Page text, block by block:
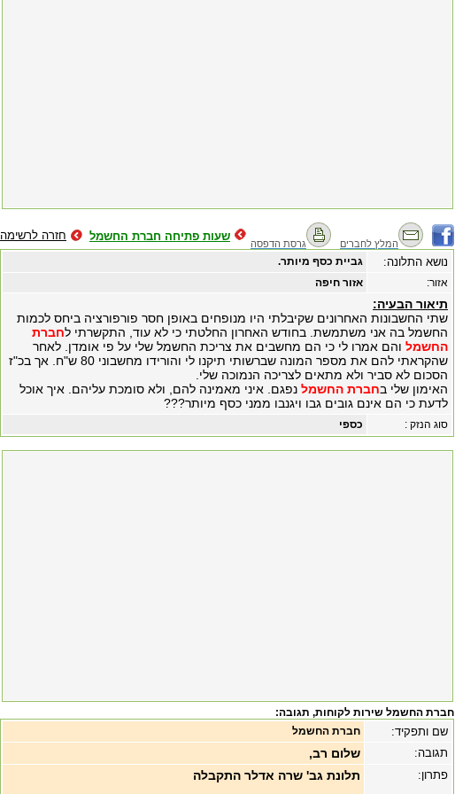
חזרה לרשימה שעות פתיחה חברת החשמל
גרסת הדפסה המלץ לחברים
גביית כסף מיותר. נושא התלונה:
אזור חיפה אזור:
תיאור הבעיה:
שתי החשבונות האחרונים שקיבלתי היו מנופחים באופן חסר פורפורציה ביחס לכמות
החשמל בה אני משתמשת. בחודש האחרון החלטתי כי לא עוד, התקשרתי לחברת
החשמל והם אמרו לי כי הם מחשבים את צריכת החשמל שלי על פי אומדן. לאחר
שהקראתי להם את מספר המונה שברשותי תיקנו לי והורידו מחשבוני 80 ש"ח. אך בכ"ז
הסכום לא סביר ולא מתאים לצריכה הנמוכה שלי.
האימון שלי בחברת החשמל נפגם. איני מאמינה להם, ולא סומכת עליהם. איך אוכל
לדעת כי הם אינם גובים גבו ויגנבו ממני כסף מיותר???
כספי סוג הנזק :
חברת החשמל שירות לקוחות, תגובה:
חברת החשמל
שם ותפקיד:
שלום רב, תגובה:
תלונת גב' שרה אדלר התקבלה פתרון: